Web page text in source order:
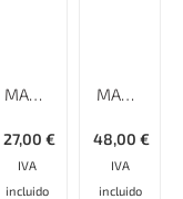
MANTEL DE ALGODÓN ESTAMPADO A MANO,100 CM X 100 CM, GHALAMKAR
€
27,00
IVA
incluido
MANTEL DE ALGODÓN ESTAMPADO A MANO,150 CM X 150 CM, GHALAMKAR
€
48,00
IVA
incluido